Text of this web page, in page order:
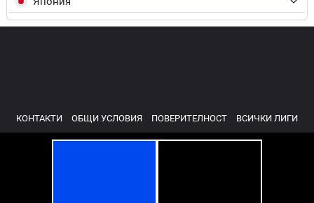
КОНТАКТИ ОБЩИ УСЛОВИЯ ПОВЕРИТЕЛНОСТ ВСИЧКИ ЛИГИ